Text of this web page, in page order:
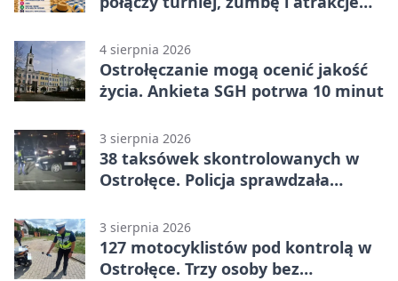
4 sierpnia 2026
Ostrołęczanie mogą ocenić jakość
życia. Ankieta SGH potrwa 10 minut
3 sierpnia 2026
38 taksówek skontrolowanych w
Ostrołęce. Policja sprawdzała
3 sierpnia 2026
127 motocyklistów pod kontrolą w
Ostrołęce. Trzy osoby bez